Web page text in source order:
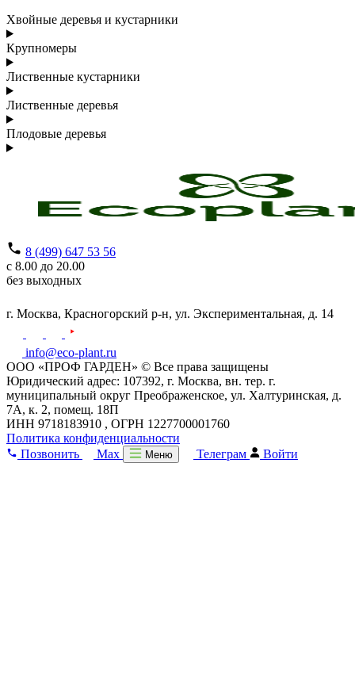
Хвойные деревья и кустарники
Крупномеры
Лиственные кустарники
Лиственные деревья
Плодовые деревья
8 (499) 647 53 56
с 8.00 до 20.00
без выходных
г. Москва, Красногорский р-н, ул. Экспериментальная, д. 14
info@eco-plant.ru
ООО «ПРОФ ГАРДЕН» © Все права защищены
Юридический адрес: 107392, г. Москва, вн. тер. г.
муниципальный округ Преображенское, ул. Халтуринская, д.
7А, к. 2, помещ. 18П
ИНН 9718183910 , ОГРН 1227700001760
Политика конфиденциальности
Позвонить
Max Меню Телеграм Войти